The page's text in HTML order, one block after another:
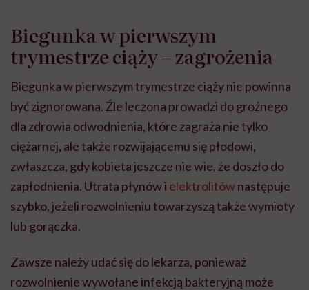
Biegunka w pierwszym
trymestrze ciąży – zagrożenia
Biegunka w pierwszym trymestrze ciąży nie powinna
być zignorowana. Źle leczona prowadzi do groźnego
dla zdrowia odwodnienia, które zagraża nie tylko
ciężarnej, ale także rozwijającemu się płodowi,
zwłaszcza, gdy kobieta jeszcze nie wie, że doszło do
zapłodnienia. Utrata płynów i elektrolitównastępuje
szybko, jeżeli rozwolnieniu towarzyszą także wymioty
lub gorączka.
Zawsze należy udać się do lekarza, ponieważ
rozwolnienie wywołane infekcją bakteryjną może